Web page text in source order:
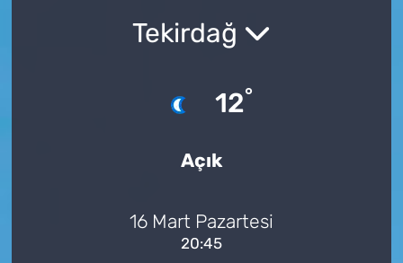
Tekirdağ
12°
Açık
16 Mart Pazartesi
20:45